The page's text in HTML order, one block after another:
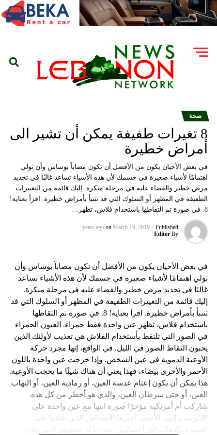
صحة
8 تغيرات طفيفة يمكن أن تشير الى
أمراض خطيرة
في بعض الأحيان يكون من الأفضل أن تكون مصاباً بوساس وأن تولي
اهتمامًا لأشياء صغيرة في جسمك لأن هذه الأشياء تساعد غالبًا في تحديد
مرض خطير والقضاء عليه في مرحلة مبكرة. إليك قائمة من التغييرات
الطفيفة في المظهر أو السلوك التي قد تتنبأ بأمراض خطيرة. اقرأ بعناية!
8. في صورة تم التقاطها باستخدام فلاش، تظهر…
Published
7 years ago
on March 19, 2019
By
Editor
في بعض الأحيان يكون من الأفضل أن تكون مصاباً بوساس وأن
تولي اهتمامًا لأشياء صغيرة في جسمك لأن هذه الأشياء تساعد
غالبًا في تحديد مرض خطير والقضاء عليه في مرحلة مبكرة.
إليك قائمة من التغييرات الطفيفة في المظهر أو السلوك التي قد
تتنبأ بأمراض خطيرة. اقرأ بعناية! 8. في صورة تم التقاطها
باستخدام فلاش، تظهر عين واحدة فقط حمراء. العيون الحمراء
في الصور التي تلتقط بأستخدام الفلاش هي تعذيب لأولئك الذين
يحبون التقاط الصور في الليل. في الواقع، إنها مجرد حركة
الأوعية الدموية في عين الشخص. وإذا خرجت عين واحدة باللون
الأحمر والأخرى بيضاء، فهذا يعني أن هناك شيئًا ما يحجب الأوعية.
هذا يمكن أن يكون إعتام عدسة العين، أو رمادية العين، أو التهاب
العين، أو حتى سرطان العين، والذي هو أخطر من كل هذه.
شاركت أم أمريكية مؤخرًا صورة ابنها مع عين واحدة على
الإنترنت باللون الأحمر. أخبرها الأشخاص الذين علقوا على